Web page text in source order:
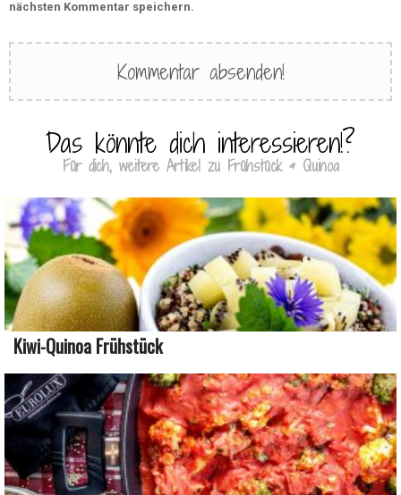
nächsten Kommentar speichern.
Das könnte dich interessieren!?
Für dich, weitere Artikel zu Frühstück & Quinoa
Kiwi-Quinoa Frühstück